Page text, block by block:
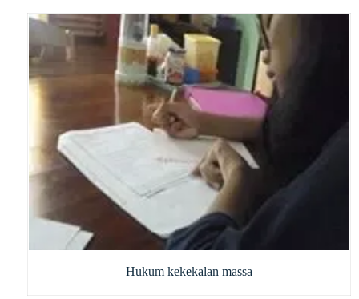
Hukum kekekalan massa